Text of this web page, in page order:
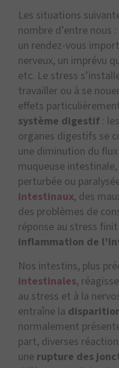
Les situations
nombre d’entre nous
un rendez-vous
nerveux, un imprévu
etc. Le stress
travailler ou à se
effets
système digestif :
organes digestifs se
une diminution du
muqueuse
perturbée ou
intestinaux, des
des problèmes de
réponse au stress
inflammation de
Nos intestins, plus
intestinales,
au stress et à la
entraîne la
normalement
part, diverses
une rupture des